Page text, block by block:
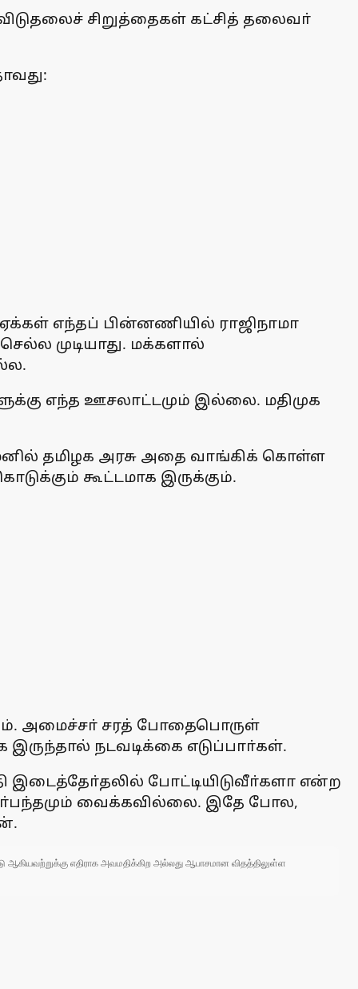
சிறுத்தைகள் கட்சித் தலைவா்
எந்தப் பின்னணியில் ராஜிநாமா
முடியாது. மக்களால்
எந்த ஊசலாட்டமும் இல்லை. மதிமுக
தமிழக அரசு அதை வாங்கிக் கொள்ள
கூட்டமாக இருக்கும்.
அமைச்சா் சரத் போதைபொருள்
நடவடிக்கை எடுப்பாா்கள்.
இடைத்தோ்தலில் போட்டியிடுவீா்களா என்ற
வைக்கவில்லை. இதே போல,
ஆகியவற்றுக்கு எதிராக அவமதிக்கிற அல்லது ஆபாசமான விதத்திலுள்ள